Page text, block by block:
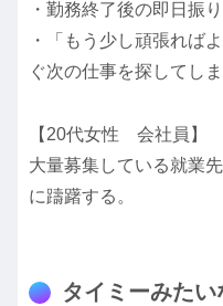
・勤務終了後の即日振
・「もう少し頑張れば
ぐ次の仕事を探してしま
【20代女性 会社員】
大量募集している就業
に躊躇する。
タイミーみた